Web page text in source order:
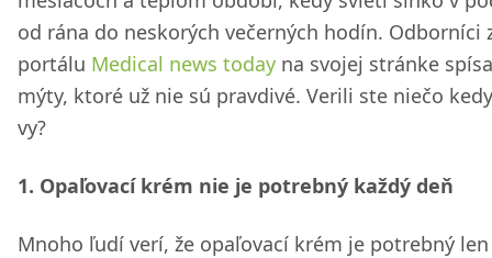
od rána do neskorých večerných hodín. Odborníci
portálu Medical news today na svojej stránke
mýty, ktoré už nie sú pravdivé. Verili ste niečo
vy?
1. Opaľovací krém nie je potrebný každý deň
Mnoho ľudí verí, že opaľovací krém je potrebný